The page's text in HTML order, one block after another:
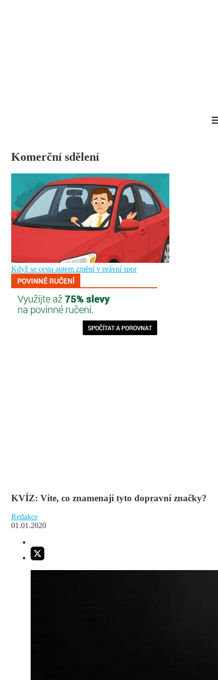
KVÍZ: Víte, co znamenají tyto dopravní značky?
Redakce
01.01.2020
Komerční sdělení
Když se cesta autem změní v právní spor